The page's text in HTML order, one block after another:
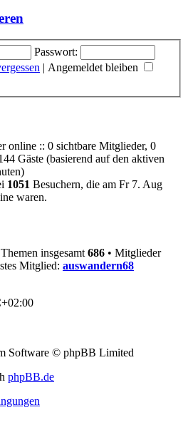
Passwort:
| Angemeldet bleiben
online :: 0 sichtbare Mitglieder, 0
Gäste (basierend auf den aktiven
1051 Besuchern, die am Fr 7. Aug
waren.
Themen insgesamt 686 • Mitglieder
Mitglied: auswandern68
Software © phpBB Limited
phpBB.de